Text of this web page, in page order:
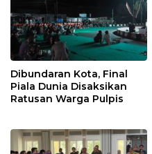
Dibundaran Kota, Final
Piala Dunia Disaksikan
Ratusan Warga Pulpis